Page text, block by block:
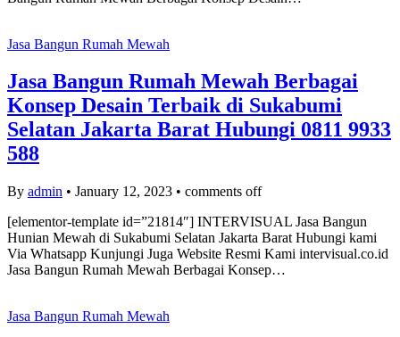
Jasa Bangun Rumah Mewah
Jasa Bangun Rumah Mewah Berbagai
Konsep Desain Terbaik di Sukabumi
Selatan Jakarta Barat Hubungi 0811 9933
588
By admin • January 12, 2023 • comments off
[elementor-template id=”21814″] INTERVISUAL Jasa Bangun
Hunian Mewah di Sukabumi Selatan Jakarta Barat Hubungi kami
Via Whatsapp Kunjungi Juga Website Resmi Kami intervisual.co.id
Jasa Bangun Rumah Mewah Berbagai Konsep…
Jasa Bangun Rumah Mewah